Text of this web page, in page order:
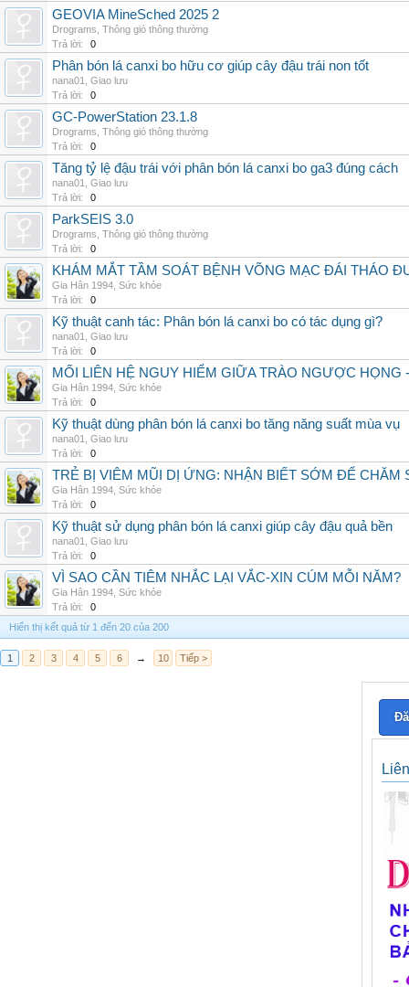
GEOVIA MineSched 2025 2
Drograms Thông gió thông thường
Trả lời:
0
Phân bón lá canxi bo hữu cơ giúp cây đậu trái non tốt
nana01
Giao lưu
Trả lời:
0
GC-PowerStation 23.1.8
Drograms Thông gió thông thường
Trả lời:
0
Tăng tỷ lệ đậu trái với phân bón lá canxi bo ga3 đúng cách
nana01
Giao lưu
Trả lời:
0
ParkSEIS 3.0
Drograms Thông gió thông thường
Trả lời:
0
KHÁM MẮT TẦM SOÁT BỆNH VÕNG MẠC ĐÁI THÁO
Gia Hân 1994 Sức khỏe
Trả lời:
0
Kỹ thuật canh tác: Phân bón lá canxi bo có tác dụng gì?
nana01
Giao lưu
Trả lời:
0
MỐI LIÊN HỆ NGUY HIỂM GIỮA TRÀO NGƯỢC
Gia Hân 1994 Sức khỏe
Trả lời:
0
Kỹ thuật dùng phân bón lá canxi bo tăng năng suất mùa vụ
nana01
Giao lưu
Trả lời:
0
TRẺ BỊ VIÊM MŨI DỊ ỨNG: NHẬN BIẾT SỚM ĐỂ CHĂM
Gia Hân 1994 Sức khỏe
Trả lời:
0
Kỹ thuật sử dụng phân bón lá canxi giúp cây đậu quả bền
nana01
Giao lưu
Trả lời:
0
VÌ SAO CẦN TIÊM NHẮC LẠI VẮC-XIN CÚM MỖI NĂM?
Gia Hân 1994 Sức khỏe
Trả lời:
0
Hiển thị kết quả từ 1 đến 20 của 200
1 2 3 4 5 6 → 10 Tiếp >